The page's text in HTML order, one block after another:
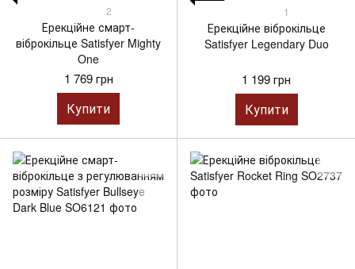
2
Ерекційне смарт-
віброкільце Satisfyer Mighty
One
1 769 грн
Купити
1
Ерекційне віброкільце
Satisfyer Legendary Duo
1 199 грн
Купити